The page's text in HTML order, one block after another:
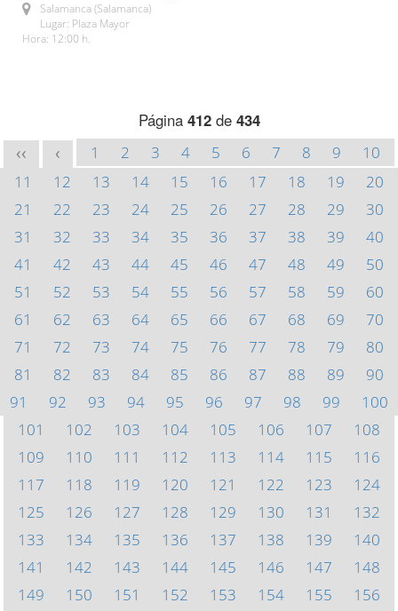
Salamanca (Salamanca)
Lugar: Plaza Mayor
Hora: 12:00 h.
Página 412de 434
<< < 1 2 3 4 5 6 7 8 9
10
11
12 13 14 15 16 17 18 19
20
21
22 23 24 25 26 27 28 29
30
31
32 33 34 35 36 37 38 39
40
41
42 43 44 45 46 47 48 49
50
51
52 53 54 55 56 57 58 59
60
61
62 63 64 65 66 67 68 69
70
71
72 73 74 75 76 77 78 79
80
81
82 83 84 85 86 87 88 89
90
91
92 93 94 95 96 97 98 99
100
101
102 103 104 105 106 107
108
109
110 111 112 113 114 115
116
117
118 119 120 121 122 123
124
125
126 127 128 129 130 131
132
133
134 135 136 137 138 139
140
141
142 143 144 145 146 147
148
149
150 151 152 153 154 155
156